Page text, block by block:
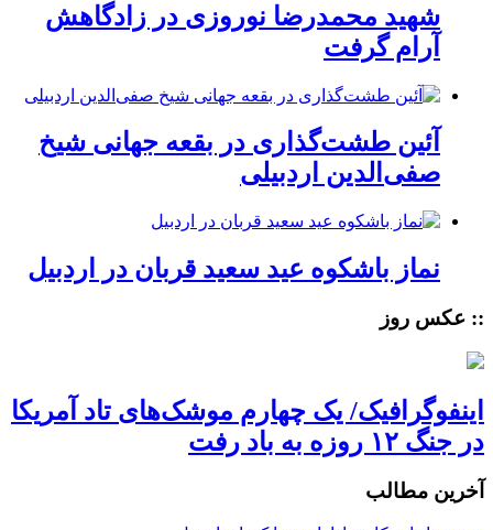
شهید محمدرضا نوروزی در زادگاهش
آرام گرفت
آئین طشت‌گذاری در بقعه جهانی شیخ
صفی‌الدین اردبیلی
نماز باشکوه عید سعید قربان در اردبیل
:: عکس روز
اینفوگرافیک/ یک چهارم موشک‌های تاد آمریکا
در جنگ ۱۲ روزه به باد رفت
آخرین مطالب